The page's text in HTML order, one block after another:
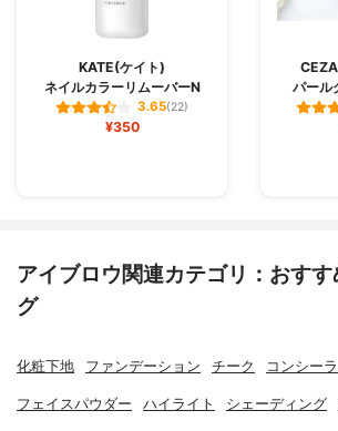
KATE(ケイト)
ネイルカラーリムーバーN
3.65(22)
¥350
パール
アイブロウ関連カテゴリ：おす
グ
化粧下地 ファンデーション チーク コンシー
フェイスパウダー ハイライト シェーディング